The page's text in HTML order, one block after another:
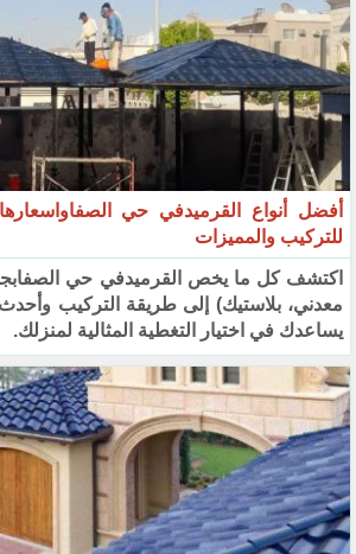
للتركيب والمميزات
اكتشف كل ما يخص القرميدفي حي
معدني، بلاستيك) إلى طريقة التركيب
يساعدك في اختيار التغطية المثالية لمنزلك.